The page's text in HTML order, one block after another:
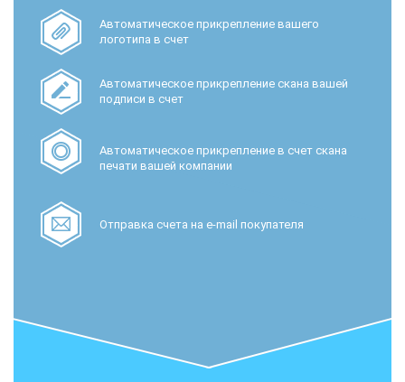
Автоматическое прикрепление вашего
логотипа в счет
Автоматическое прикрепление скана вашей
подписи в счет
Автоматическое прикрепление в счет скана
печати вашей компании
Отправка счета на e-mail покупателя